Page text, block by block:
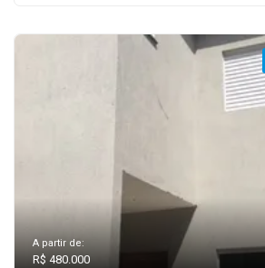
A partir de:
R$ 480.000